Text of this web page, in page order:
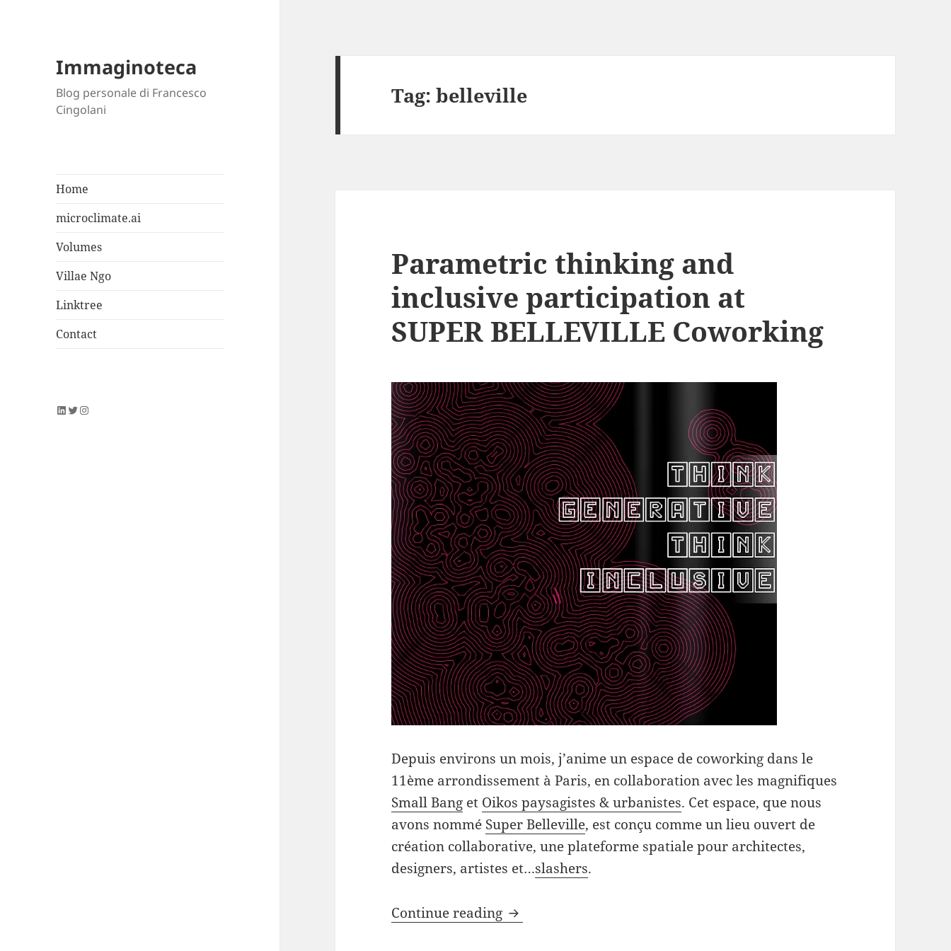
Immaginoteca
Blog personale di Francesco
Cingolani
Home
microclimate.ai
Volumes
Villae Ngo
Linktree
Contact
LinkedIn
Twitter
Instagram
Tag:belleville
Parametric thinking and
inclusive participation at
SUPER BELLEVILLE Coworking
Depuis environs un mois, j’anime un espace de coworking dans le
11ème arrondissement à Paris, en collaboration avec les magnifiques
Small Bang et Oikos paysagistes & urbanistes. Cet espace, que nous
avons nommé Super Belleville, est conçu comme un lieu ouvert de
création collaborative, une plateforme spatiale pour architectes,
designers, artistes et…slashers.
Continue reading Parametric thinking and inclusive participation at SUPER